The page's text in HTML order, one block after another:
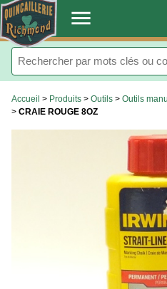
. menu
Accueil > Produits > Outils > Outils
> CRAIE ROUGE 8OZ